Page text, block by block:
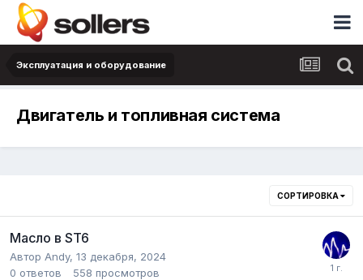
Эксплуатация и оборудование
Двигатель и топливная система
СОРТИРОВКА
Масло в ST6
Автор Andy, 13 декабря, 2024
0 ответов 558 просмотров